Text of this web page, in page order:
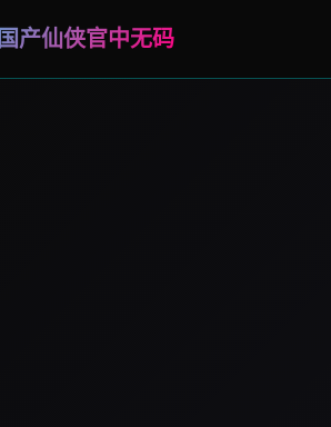
产仙侠官中无码